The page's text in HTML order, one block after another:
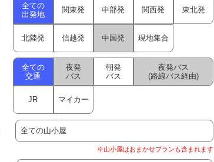
全ての
出発地
関東発 中部発 関西発 東北発
北陸発 信越発 中国発 現地集合
全ての
交通
夜発
バス
朝発
バス
夜発バス
(路線バス経由)
JR マイカー
※山小屋はおまかせプランも含まれます